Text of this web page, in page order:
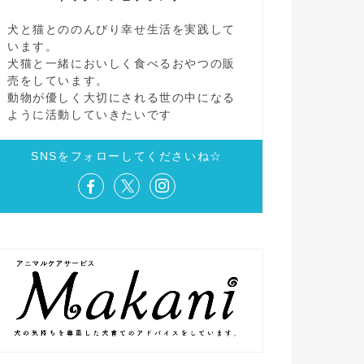
犬と猫とののんびり幸せ生活を実践して
います。
犬猫と一緒においしく食べるおやつの販
売をしています。
動物が優しく大切にされる世の中になる
ように活動していきたいです
SNSをフォローしてくださいね☆